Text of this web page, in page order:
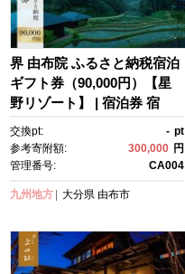
界 由布院 ふるさと納税宿泊
ギフト券（90,000円）【星
野リゾート】 | 宿泊券 宿
泊 旅行券 温泉 観光 旅行 ホ
テル 旅館 クーポン チケッ
ト トラベルクーポン トラベ
め 大分県 由布市 CA004
交換pt: - pt
参考寄附額:
300,000 円
管理番号:
CA004
九州地方 大分県 由布市